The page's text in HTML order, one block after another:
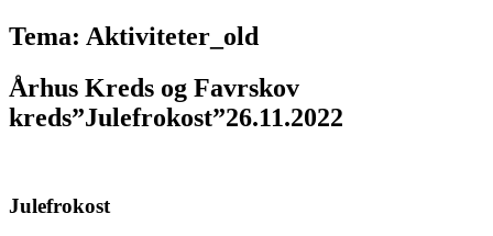
Tema: Aktiviteter_old
Århus Kreds og Favrskov
kreds”Julefrokost”26.11.2022
Julefrokost